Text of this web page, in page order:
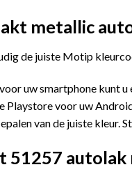
metallic
de juiste Motip
uw smartphone kunt
Playstore voor uw
van de juiste kleur.
51257 autolak